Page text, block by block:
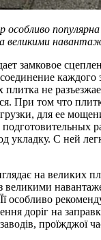
великими
замковое
не
При том что
для ее
укладку. С ней
на великих
великими
особливо
доріг на
проїжджої